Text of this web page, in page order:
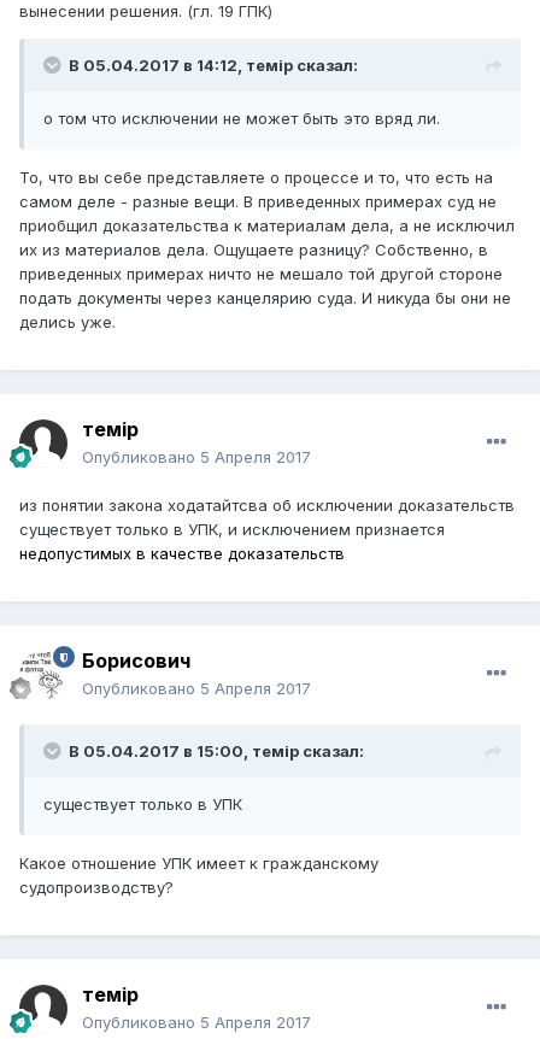
вынесении решения. (гл. 19 ГПК)
В 05.04.2017 в 14:12, темір сказал:
о том что исключении не может быть это вряд ли.
То, что вы себе представляете о процессе и то, что есть на
самом деле - разные вещи. В приведенных примерах суд не
приобщил доказательства к материалам дела, а не исключил
их из материалов дела. Ощущаете разницу? Собственно, в
приведенных примерах ничто не мешало той другой стороне
подать документы через канцелярию суда. И никуда бы они не
делись уже.
темір
Опубликовано 5 Апреля 2017
из понятии закона ходатайтсва об исключении доказательств
существует только в УПК, и исключением признается
недопустимых в качестве доказательств
Борисович
Опубликовано 5 Апреля 2017
В 05.04.2017 в 15:00, темір сказал:
существует только в УПК
Какое отношение УПК имеет к гражданскому
судопроизводству?
темір
Опубликовано 5 Апреля 2017